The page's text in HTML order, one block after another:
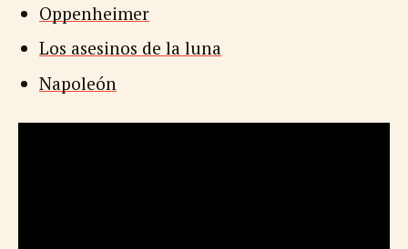
Oppenheimer
Los asesinos de la luna
Napoleón